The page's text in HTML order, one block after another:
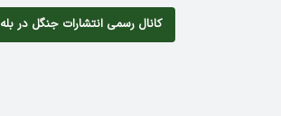
کانال رسمی انتشارات جنگل در بله